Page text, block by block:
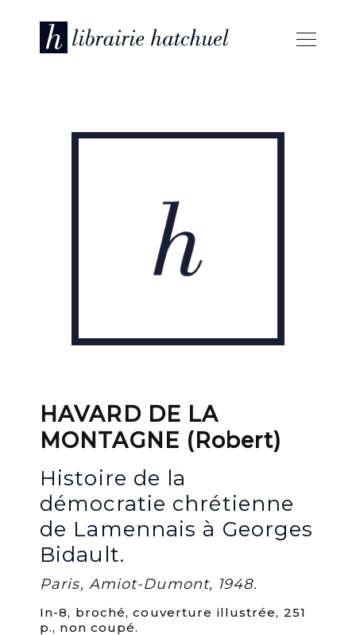
HAVARD DE LA
MONTAGNE (Robert)
Histoire de la
démocratie chrétienne
de Lamennais à Georges
Bidault.
Paris, Amiot-Dumont, 1948.
In-8, broché, couverture illustrée, 251
p., non coupé.